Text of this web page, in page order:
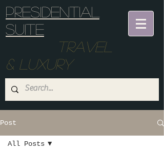
Presidential
suite
Travel
& Luxury
Post
All Posts